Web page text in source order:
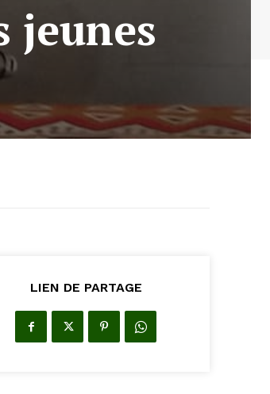
jeunes
LIEN DE PARTAGE